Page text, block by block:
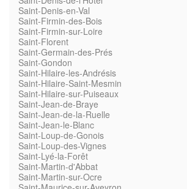
Saint-Denis-en-Val
Saint-Firmin-des-Bois
Saint-Firmin-sur-Loire
Saint-Florent
Saint-Germain-des-Prés
Saint-Gondon
Saint-Hilaire-les-Andrésis
Saint-Hilaire-Saint-Mesmin
Saint-Hilaire-sur-Puiseaux
Saint-Jean-de-Braye
Saint-Jean-de-la-Ruelle
Saint-Jean-le-Blanc
Saint-Loup-de-Gonois
Saint-Loup-des-Vignes
Saint-Lyé-la-Forêt
Saint-Martin-d'Abbat
Saint-Martin-sur-Ocre